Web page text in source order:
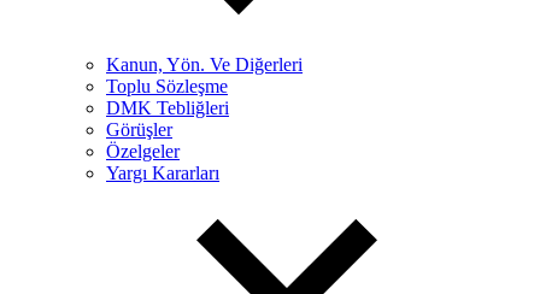
Kanun, Yön. Ve Diğerleri
Toplu Sözleşme
DMK Tebliğleri
Görüşler
Özelgeler
Yargı Kararları